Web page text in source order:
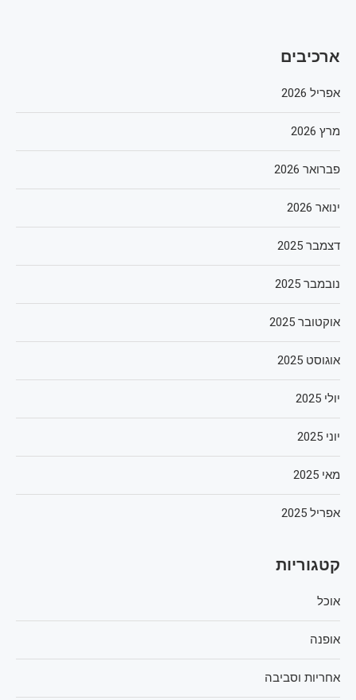
ארכיבים
אפריל 2026
מרץ 2026
פברואר 2026
ינואר 2026
דצמבר 2025
נובמבר 2025
אוקטובר 2025
אוגוסט 2025
יולי 2025
יוני 2025
מאי 2025
אפריל 2025
קטגוריות
אוכל
אופנה
אחריות וסביבה